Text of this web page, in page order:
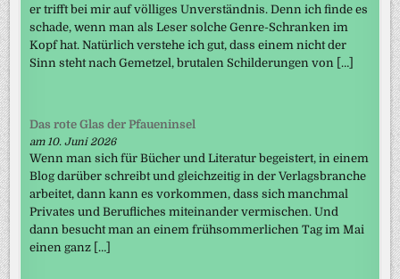
er trifft bei mir auf völliges Unverständnis. Denn ich finde es
schade, wenn man als Leser solche Genre-Schranken im
Kopf hat. Natürlich verstehe ich gut, dass einem nicht der
Sinn steht nach Gemetzel, brutalen Schilderungen von […]
Das rote Glas der Pfaueninsel
am 10. Juni 2026
Wenn man sich für Bücher und Literatur begeistert, in einem
Blog darüber schreibt und gleichzeitig in der Verlagsbranche
arbeitet, dann kann es vorkommen, dass sich manchmal
Privates und Berufliches miteinander vermischen. Und
dann besucht man an einem frühsommerlichen Tag im Mai
einen ganz […]